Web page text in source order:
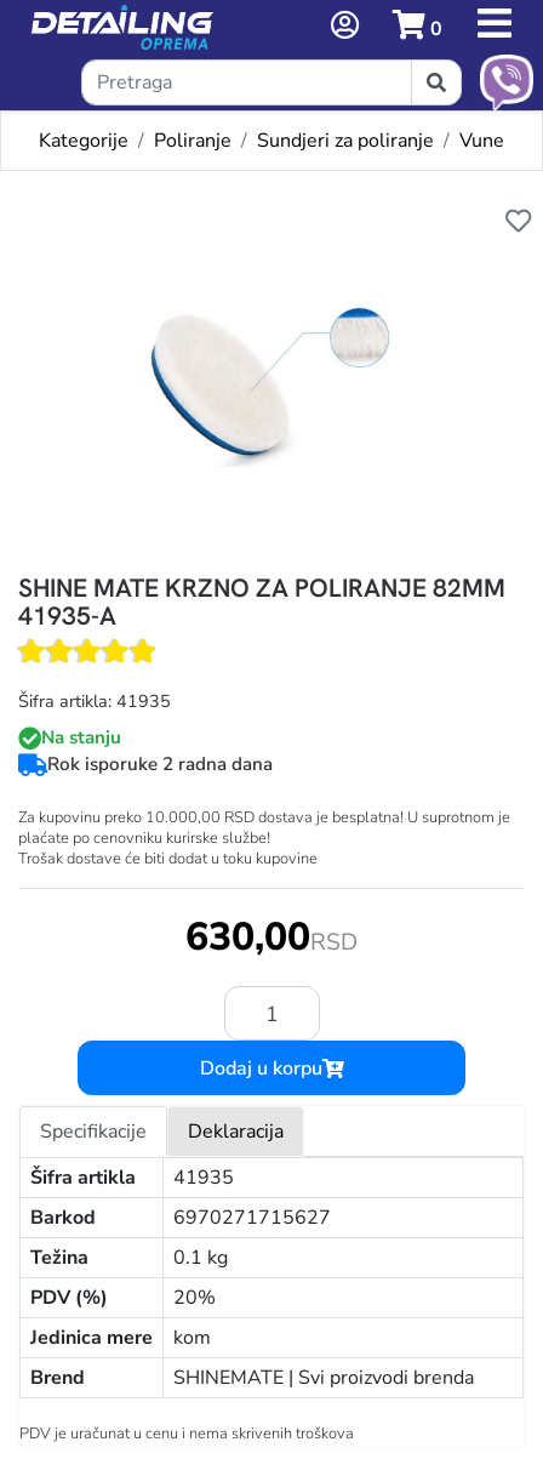
0
Kategorije Poliranje Sundjeri za poliranje Vune
SHINE MATE KRZNO ZA POLIRANJE 82MM
41935-A
Šifra artikla: 41935
Na stanju
Rok isporuke 2 radna dana
Za kupovinu preko 10.000,00 RSD dostava je besplatna! U suprotnom je
plaćate po cenovniku kurirske službe!
Trošak dostave će biti dodat u toku kupovine
630,00RSD
Količina:
Dodaj u korpu
SHINE MATE KRZNO ZA
Specifikacije
Deklaracija
Šifra artikla
41935
Barkod
6970271715627
Težina
0.1 kg
PDV (%)
20%
Jedinica mere
kom
Brend
SHINEMATE | Svi proizvodi brenda
PDV je uračunat u cenu i nema skrivenih troškova